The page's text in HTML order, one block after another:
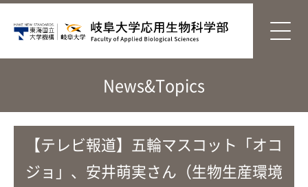
News&Topics
【テレビ報道】五輪マスコット「オコ
ジョ」、安井萌実さん（生物生産環境